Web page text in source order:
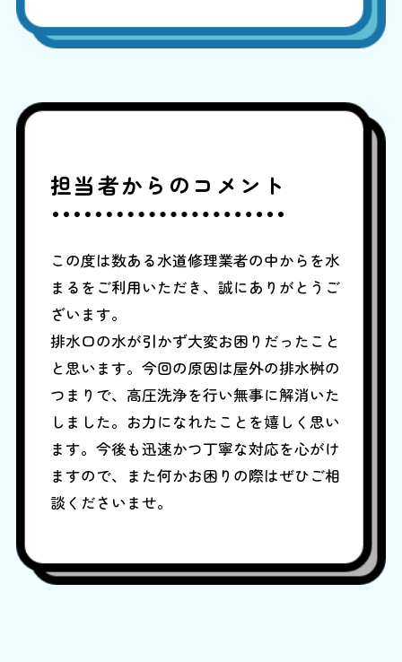
担当者からのコメント
この度は数ある水道修理業者の中からを水
まるをご利用いただき、誠にありがとうご
ざいます。
排水口の水が引かず大変お困りだったこと
と思います。今回の原因は屋外の排水桝の
つまりで、高圧洗浄を行い無事に解消いた
しました。お力になれたことを嬉しく思い
ます。今後も迅速かつ丁寧な対応を心がけ
ますので、また何かお困りの際はぜひご相
談くださいませ。